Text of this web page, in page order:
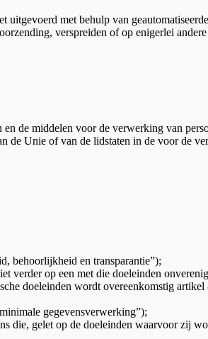
met behulp van
verspreiden of op enigerlei
de middelen voor de verwerking van
de Unie of van de lidstaten in de voor de
behoorlijkheid en transparantie”);
verder op een met die doeleinden
doeleinden wordt overeenkomstig
gegevensverwerking”);
die, gelet op de doeleinden waarvoor zij